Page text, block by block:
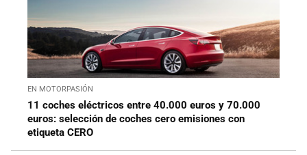
EN MOTORPASIÓN
11 coches eléctricos entre 40.000 euros y 70.000
euros: selección de coches cero emisiones con
etiqueta CERO